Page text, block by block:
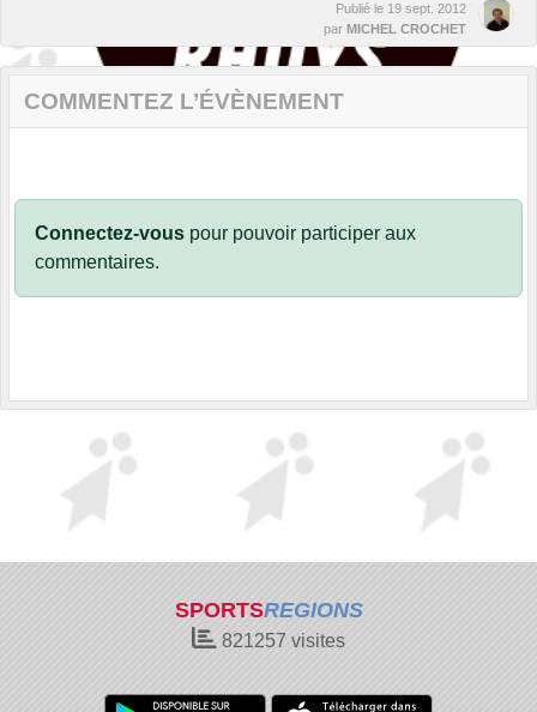
Publié le 19 sept. 2012
par MICHEL CROCHET
COMMENTEZ L’ÉVÈNEMENT
Connectez-vous pour pouvoir participer aux
commentaires.
SPORTSREGIONS
821257 visites